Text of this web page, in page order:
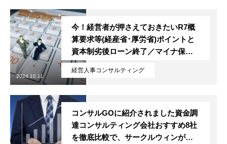
トップページ
スタッフブログ
SERVICE
会社概要
お問い合わせ
経営人事コンサルティング
今！経営者が押さえておきたいR7概
算要求等(経産省･厚労省)ポイントと
資本制劣後ローン終了／マイナ保険
証一本化
2024.10.11
コンサルGOに紹介されました資金調
達コンサルティング会社おすすめ8社
を徹底比較で、サークルウィンが紹